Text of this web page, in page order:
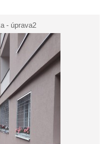
- úprava2